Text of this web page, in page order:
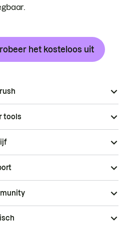
het kosteloos uit
tools